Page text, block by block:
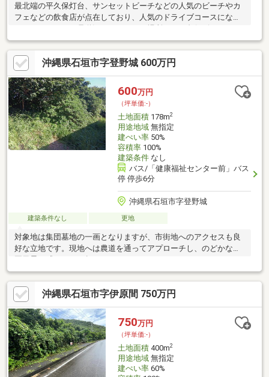
最北端の平久保灯台、サンセットビーチなどの人気のビーチやカ
フェなどの飲食店が点在しており、人気のドライブコースになっ
650ｍ、石垣最北端の平久保灯台まで約5km、セカンドハウスはも
ちろん、民宿や飲食店にもオススメです。・道路から海側に向か
って全体的に傾斜しています。手数料 売買代金の３パーセント
＋６万円消費税別
沖縄県石垣市字登野城 600万円
600万円
（坪単価:-）
土地面積178m2
用途地域無指定
建ぺい率50%
容積率100%
建築条件なし
バス/「健康福祉センター前」バス
停 停歩6分
沖縄県石垣市字登野城
建築条件なし 更地
対象地は集団墓地の一画となりますが、市街地へのアクセスも良
好な立地です。現地へは農道を通ってアプローチし、のどかな田
沖縄県石垣市字伊原間 750万円
750万円
（坪単価:-）
土地面積400m2
用途地域無指定
建ぺい率60%